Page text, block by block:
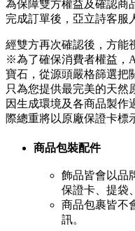
為保障雙方權益及確認商
完成訂單後，亞立詩客服
經雙方再次確認後，方能
※為了確保消費者權益，
寶石，從源頭嚴格篩選把
只為您提供最完美的天然
因生成環境及各商品製作
際總重將以原廠保證卡標
商品包裝配件
飾品皆會以品
保證卡、提袋
商品包裹皆不
訊。